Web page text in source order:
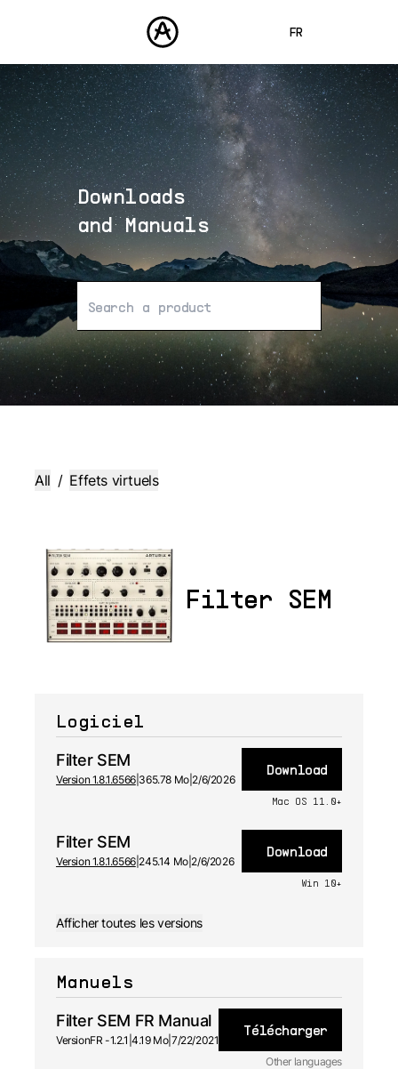
FR
ENGLISH
DEUTSCH
ESPAÑOL
日本語
中文
PRODUITS
SONS
STORE
COMMUNAUTÉ
ASSISTANCE
Downloads
and Manuals
Aucun résultat trouvé
All / Effets virtuels
Filter SEM
Logiciel
Filter SEM
Version 1.8.1.6566| 365.78 Mo| 2/6/2026
Download
Mac OS 11.0+
Filter SEM
Version 1.8.1.6566| 245.14 Mo| 2/6/2026
Download
Win 10+
Afficher toutes les versions
Manuels
Filter SEM FR Manual
VersionFR -1.2.1 |4.19 Mo| 7/22/2021
Télécharger
Other languages